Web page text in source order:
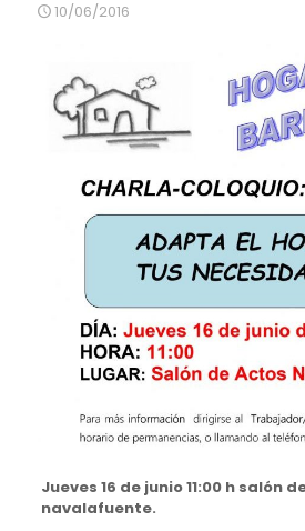
10/06/2016
Jueves 16 de junio 11:00 h salón
navalafuente.